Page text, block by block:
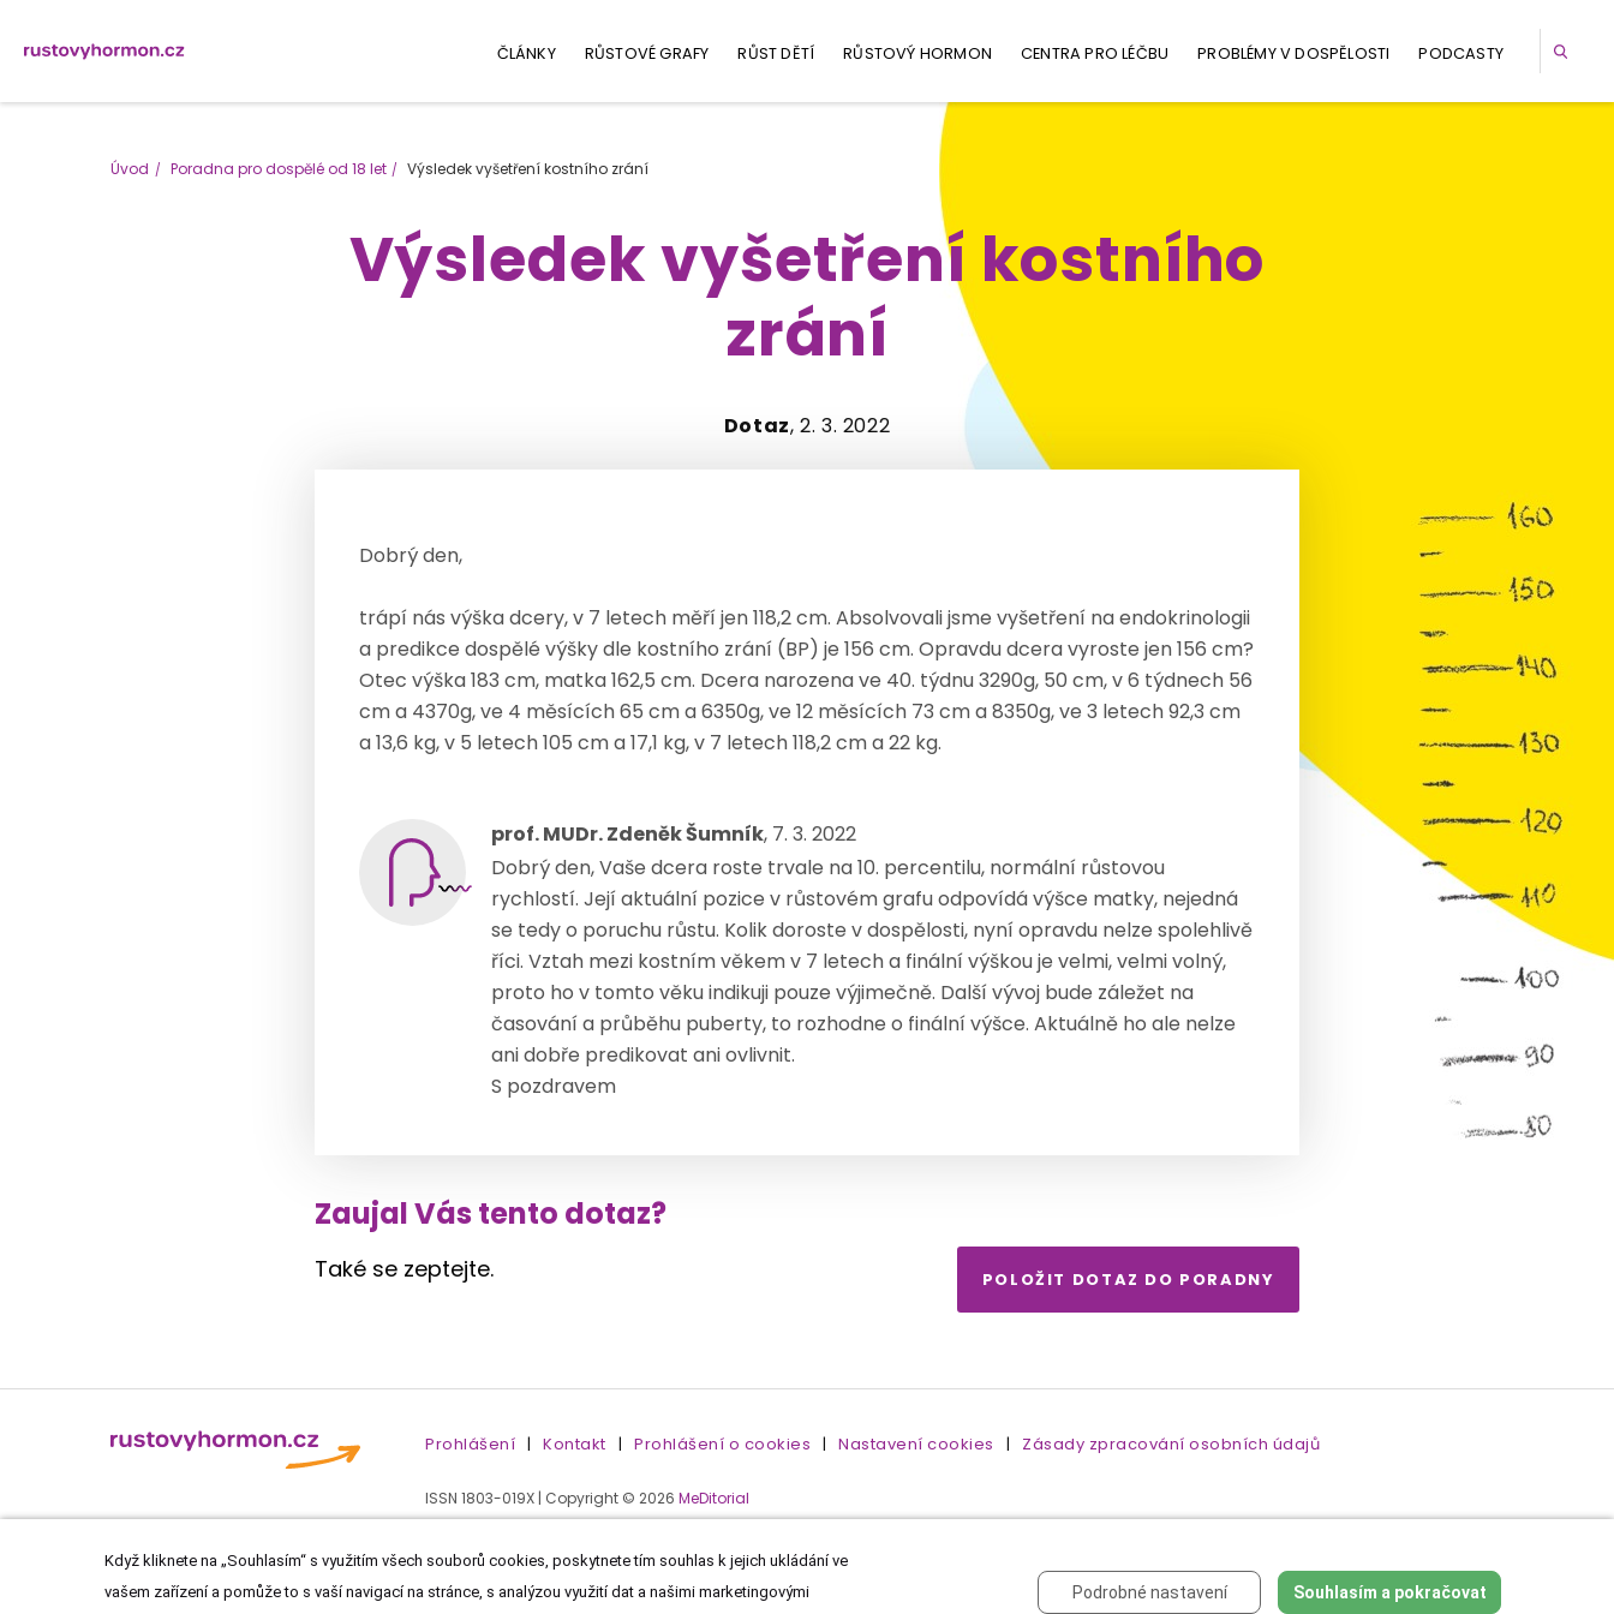
ČLÁNKY RŮSTOVÉ GRAFY RŮST DĚTÍ RŮSTOVÝ HORMON CENTRA PRO LÉČBU PROBLÉMY V DOSPĚLOSTI PODCASTY
Úvod Poradna pro dospělé od 18 let Výsledek vyšetření kostního zrání
Výsledek vyšetření kostního
zrání
Dotaz, 2. 3. 2022
Dobrý den,
trápí nás výška dcery, v 7 letech měří jen 118,2 cm. Absolvovali jsme vyšetření na endokrinologii
a predikce dospělé výšky dle kostního zrání (BP) je 156 cm. Opravdu dcera vyroste jen 156 cm?
Otec výška 183 cm, matka 162,5 cm. Dcera narozena ve 40. týdnu 3290g, 50 cm, v 6 týdnech 56
cm a 4370g, ve 4 měsících 65 cm a 6350g, ve 12 měsících 73 cm a 8350g, ve 3 letech 92,3 cm
a 13,6 kg, v 5 letech 105 cm a 17,1 kg, v 7 letech 118,2 cm a 22 kg.
prof. MUDr. Zdeněk Šumník, 7. 3. 2022
Dobrý den, Vaše dcera roste trvale na 10. percentilu, normální růstovou
rychlostí. Její aktuální pozice v růstovém grafu odpovídá výšce matky, nejedná
se tedy o poruchu růstu. Kolik doroste v dospělosti, nyní opravdu nelze spolehlivě
říci. Vztah mezi kostním věkem v 7 letech a finální výškou je velmi, velmi volný,
proto ho v tomto věku indikuji pouze výjimečně. Další vývoj bude záležet na
časování a průběhu puberty, to rozhodne o finální výšce. Aktuálně ho ale nelze
ani dobře predikovat ani ovlivnit.
S pozdravem
Zaujal Vás tento dotaz?
Také se zeptejte. POLOŽIT DOTAZ DO PORADNY
Prohlášení | Kontakt | Prohlášení o cookies | Nastavení cookies | Zásady zpracování osobních údajů
ISSN 1803-019X | Copyright © 2026 MeDitorial
Když kliknete na „Souhlasím“ s využitím všech souborů cookies, poskytnete tím souhlas k jejich ukládání ve
vašem zařízení a pomůže to s vaší navigací na stránce, s analýzou využití dat a našimi marketingovými
Podrobné nastavení Souhlasím a pokračovat